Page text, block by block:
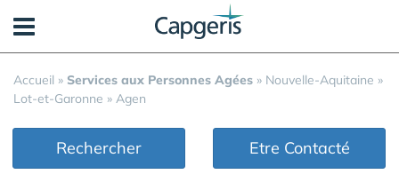
Accueil » Services aux Personnes Agées » Nouvelle-Aquitaine »
Lot-et-Garonne » Agen
Rechercher Etre Contacté